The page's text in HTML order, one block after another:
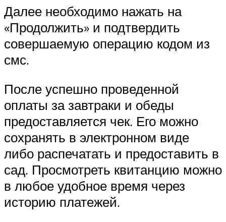
Далее необходимо нажать на
«Продолжить» и подтвердить
совершаемую операцию кодом из
смс.
После успешно проведенной
оплаты за завтраки и обеды
предоставляется чек. Его можно
сохранять в электронном виде
либо распечатать и предоставить в
сад. Просмотреть квитанцию можно
в любое удобное время через
историю платежей.